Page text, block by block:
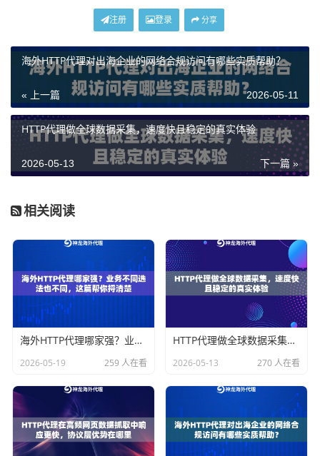
在高频抓取中，这个特性带来了几个实质性的好处：
请求头灵活处理：HTTP代理可以在转发请求时修改或附
加特定的请求头信息，帮助模拟不同的客户端行为，降
低被目标网站识别为机器人的概率。
连接复用机制：HTTP/1.1协议本身支持持久连接（Keep
-Alive），HTTP代理可以利用这一特性，在同一个TCP
连接上处理多个请求，减少每次建立连接的开销，这在
性的请求，可以直接返回缓存内容，进一步降低实际请
求次数，减轻目标服务器的压力，也避免触发频率检
测。
和SOCKS5代理的对比：不是谁好谁坏，是适
用场景不同
很多人在选代理类型时会纠结HTTP和SOCKS5，下面用
一个表格直观对比一下两者在抓取场景中的差异：
对比维度 HTTP代理 SOCKS5代理
注册 登录 分享
海外HTTP代理对出海企业的网络合规访问有哪些实质帮助？
« 上一篇 2026-05-11
HTTP代理做全球数据采集，速度快且稳定的真实体验
下一篇 »
2026-05-13
相关阅读
海外HTTP代理哪家强？业务不同选法也不同，这篇帮你捋清楚
2026-05-19 259 人在看
HTTP代理做全球数据采集，速度快且稳定的真实体验
2026-05-13 270 人在看